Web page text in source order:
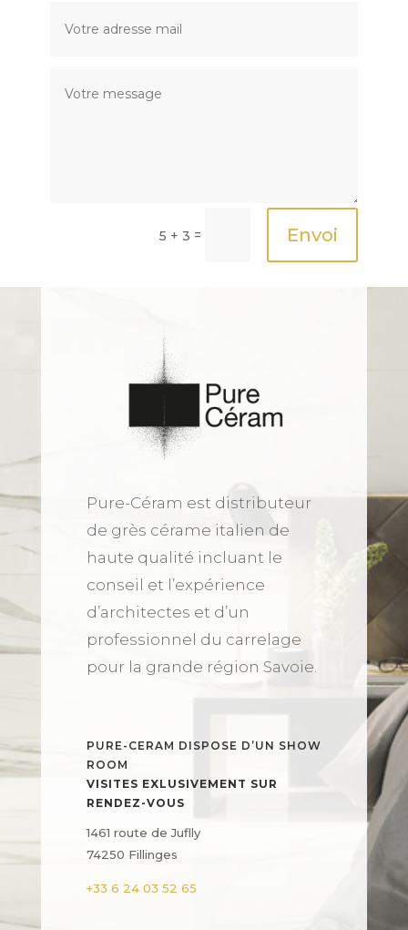
5 + 3 = Envoi
Pure-Céram est distributeur
de grès cérame italien de
haute qualité incluant le
conseil et l’expérience
d’architectes et d’un
professionnel du carrelage
pour la grande région Savoie.
PURE-CERAM DISPOSE D’UN SHOW
ROOM
VISITES EXLUSIVEMENT SUR
RENDEZ-VOUS
1461 route de Juflly
74250 Fillinges
+33 6 24 03 52 65